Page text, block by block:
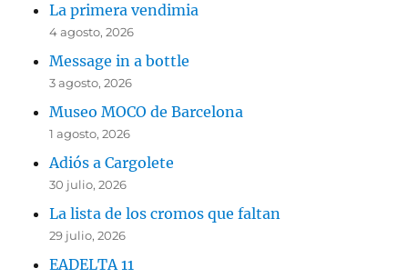
La primera vendimia
4 agosto, 2026
Message in a bottle
3 agosto, 2026
Museo MOCO de Barcelona
1 agosto, 2026
Adiós a Cargolete
30 julio, 2026
La lista de los cromos que faltan
29 julio, 2026
EADELTA 11